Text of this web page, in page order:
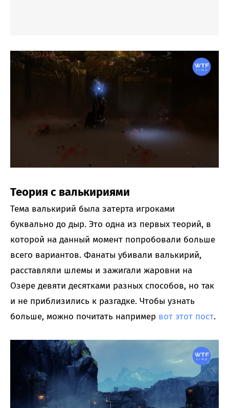
Теория с валькириями
Тема валькирий была затерта игроками
буквально до дыр. Это одна из первых теорий, в
которой на данный момент попробовали больше
всего вариантов. Фанаты убивали валькирий,
расставляли шлемы и зажигали жаровни на
Озере девяти десятками разных способов, но так
и не приблизились к разгадке. Чтобы узнать
больше, можно почитать например вот этот пост.